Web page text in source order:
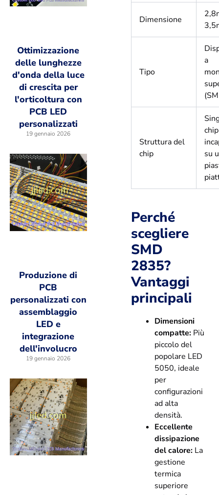
Ottimizzazione
delle lunghezze
d'onda della luce
di crescita per
l'orticoltura con
PCB LED
personalizzati
19 gennaio 2026
Produzione di
PCB
personalizzati con
assemblaggio
LED e
integrazione
dell'involucro
19 gennaio 2026
Dimensione
Tipo
a
Struttura del
chip
su
Perché
scegliere
SMD
2835?
Vantaggi
principali
Dimensioni
compatte:Più
piccolo del
popolare LED
5050, ideale
per
configurazioni
ad alta
densità.
Eccellente
dissipazione
del calore:La
gestione
termica
superiore